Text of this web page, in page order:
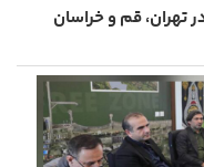
تهران، قم و خراسان